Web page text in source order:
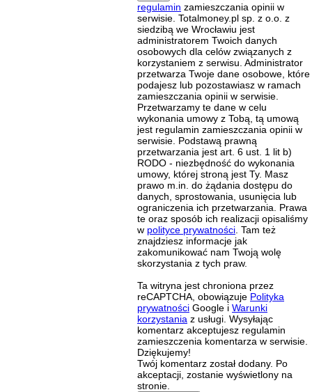
regulamin zamieszczania opinii w
serwisie. Totalmoney.pl sp. z o.o. z
siedzibą we Wrocławiu jest
administratorem Twoich danych
osobowych dla celów związanych z
korzystaniem z serwisu. Administrator
przetwarza Twoje dane osobowe, które
podajesz lub pozostawiasz w ramach
zamieszczania opinii w serwisie.
Przetwarzamy te dane w celu
wykonania umowy z Tobą, tą umową
jest regulamin zamieszczania opinii w
serwisie. Podstawą prawną
przetwarzania jest art. 6 ust. 1 lit b)
RODO - niezbędność do wykonania
umowy, której stroną jest Ty. Masz
prawo m.in. do żądania dostępu do
danych, sprostowania, usunięcia lub
ograniczenia ich przetwarzania. Prawa
te oraz sposób ich realizacji opisaliśmy
w polityce prywatności . Tam też
znajdziesz informacje jak
zakomunikować nam Twoją wolę
skorzystania z tych praw.
Ta witryna jest chroniona przez
reCAPTCHA, obowiązuje Polityka
prywatności Google i Warunki
korzystania z usługi. Wysyłając
komentarz akceptujesz regulamin
zamieszczenia komentarza w serwisie.
Dziękujemy!
Twój komentarz został dodany. Po
akceptacji, zostanie wyświetlony na
stronie.